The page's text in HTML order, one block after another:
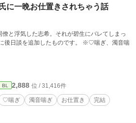
に一晩お仕置きされちゃう話
と浮気した志希。それが碧生にバレてしまっ
BL 2,888 位 / 31,416件
♡喘ぎ 濁音喘ぎ お仕置き
完結